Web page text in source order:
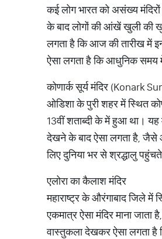
कई लोग भारत को असंख्य
के बाद लोगों की आंखें खुली की
लगता है कि आज की तारीख में
ऐसा लगता है कि आधुनिक समय
कोणार्क सूर्य मंदिर (Konark
ओडिशा के पुरी शहर में स्थित
13वीं शताब्दी के में हुआ था।
देखने के बाद ऐसा लगता है, जैसे
लिए दुनिया भर से श्रद्धालु
एलोरा का कैलाश मंदिर
महाराष्ट्र के औरंगाबाद जिले
एकमात्र ऐसा मंदिर माना जाता
वास्तुकला देखकर ऐसा लगता है